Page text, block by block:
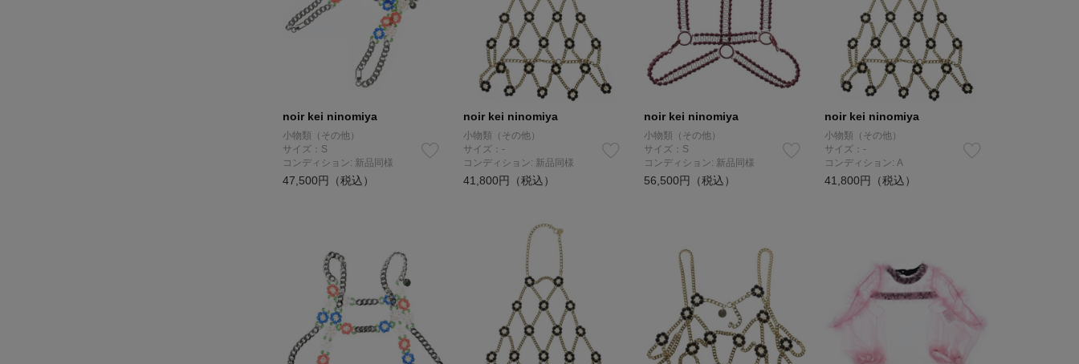
noir kei ninomiya
小物類（その他）
サイズ：S
コンディション: 新品同様
47,500円（税込）
noir kei ninomiya
小物類（その他）
サイズ：-
コンディション: 新品同様
41,800円（税込）
noir kei ninomiya
小物類（その他）
サイズ：S
コンディション: 新品同様
56,500円（税込）
noir kei ninomiya
小物類（その他）
サイズ：-
コンディション: A
41,800円（税込）